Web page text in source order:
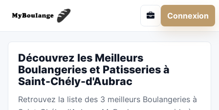
Connexion
Découvrez les Meilleurs
Boulangeries et Patisseries à
Saint-Chély-d'Aubrac
Retrouvez la liste des 3 meilleurs Boulangeries à